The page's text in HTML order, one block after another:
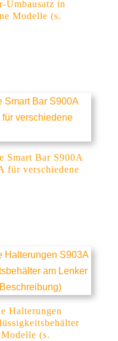
Umbausatz in
Modelle (s.
Smart Bar S900A
für verschiedene
Halterungen
(s.